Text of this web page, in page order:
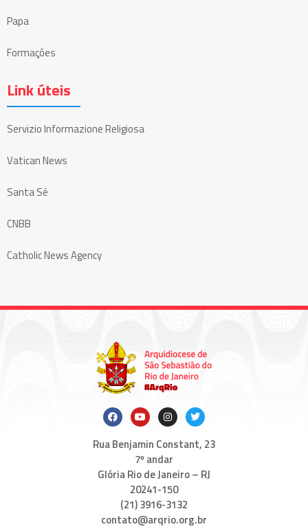
Papa
Formações
Link úteis
Servizio Informazione Religiosa
Vatican News
Santa Sé
CNBB
Catholic News Agency
Rua Benjamin Constant, 23
7º andar
Glória Rio de Janeiro – RJ
20241-150
(21) 3916-3132
contato@arqrio.org.br